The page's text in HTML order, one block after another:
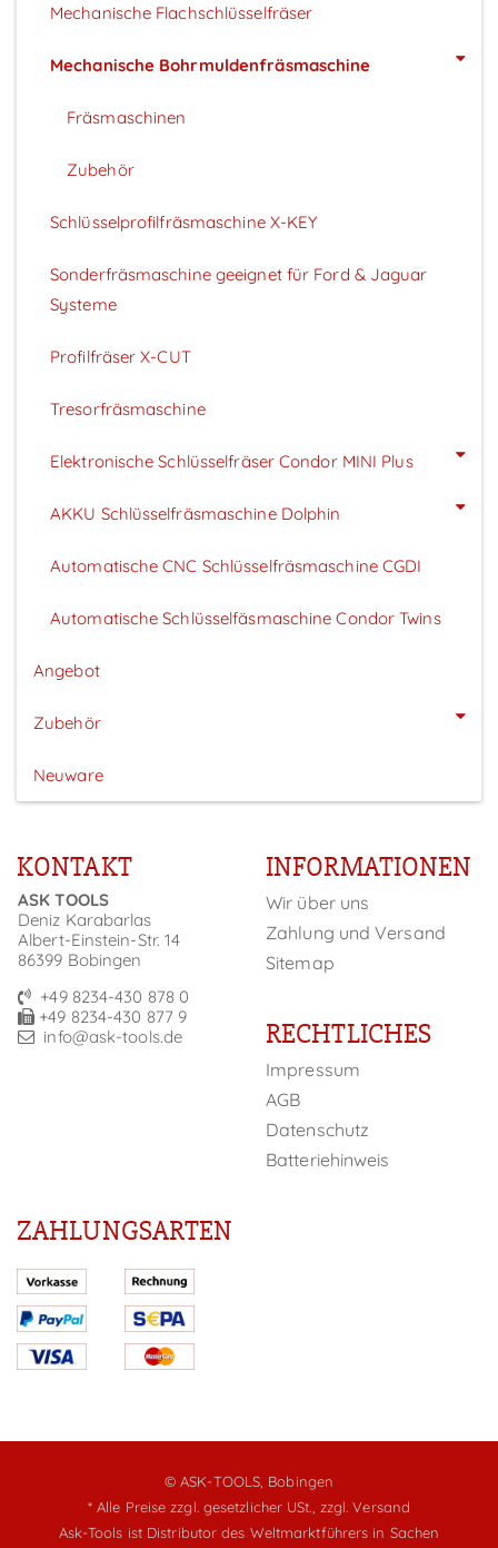
Mechanische Flachschlüsselfräser
Mechanische Bohrmuldenfräsmaschine
Fräsmaschinen
Zubehör
Schlüsselprofilfräsmaschine X-KEY
Sonderfräsmaschine geeignet für Ford & Jaguar
Systeme
Profilfräser X-CUT
Tresorfräsmaschine
Elektronische Schlüsselfräser Condor MINI Plus
AKKU Schlüsselfräsmaschine Dolphin
Automatische CNC Schlüsselfräsmaschine CGDI
Automatische Schlüsselfäsmaschine Condor Twins
Angebot
Zubehör
Neuware
KONTAKT
ASK TOOLS
Deniz Karabarlas
Albert-Einstein-Str. 14
86399 Bobingen
+49 8234-430 878 0
+49 8234-430 877 9
info@ask-tools.de
INFORMATIONEN
Wir über uns
Zahlung und Versand
Sitemap
RECHTLICHES
Impressum
AGB
Datenschutz
Batteriehinweis
ZAHLUNGSARTEN
© ASK-TOOLS, Bobingen
* Alle Preise zzgl. gesetzlicher USt., zzgl. Versand
Ask-Tools ist Distributor des Weltmarktführers in Sachen